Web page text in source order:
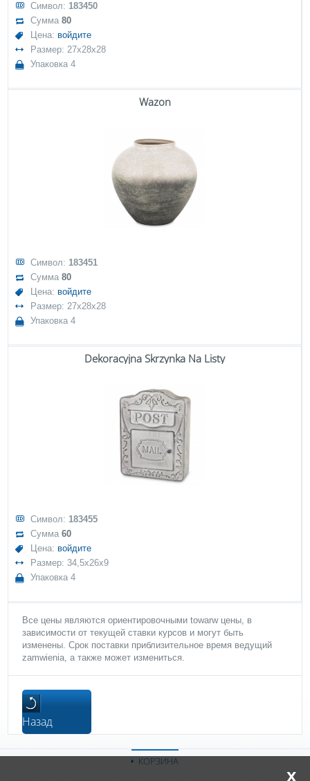
Символ: 183450
Сумма80
Цена: войдите
Размер: 27x28x28
Упаковка 4
Wazon
Символ: 183451
Сумма80
Цена: войдите
Размер: 27x28x28
Упаковка 4
Dekoracyjna Skrzynka Na Listy
Символ: 183455
Сумма60
Цена: войдите
Размер: 34,5x26x9
Упаковка 4
Все цены являются ориентировочными towarw цены, в
зависимости от текущей ставки курсов и могут быть
изменены. Срок поставки приблизительное время ведущий
zamwienia, а также может измениться.
Назад
КОРЗИНА
x